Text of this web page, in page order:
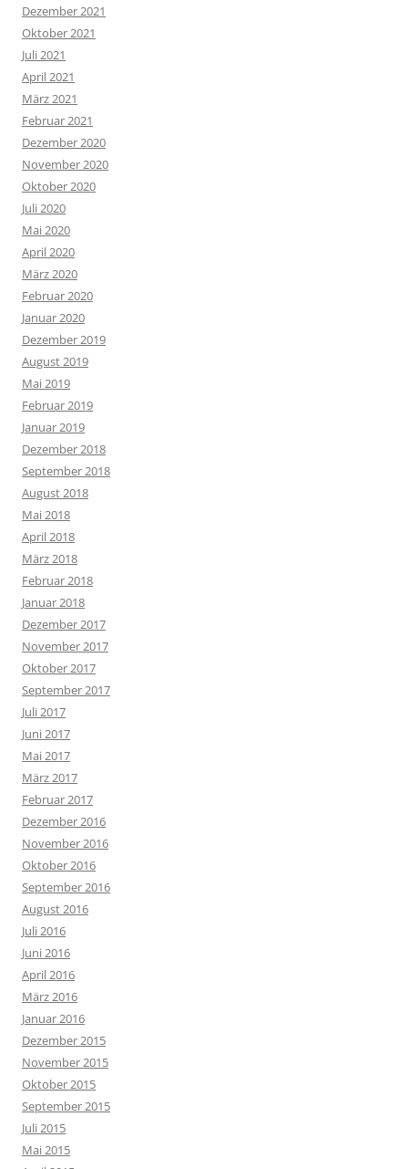
Dezember 2021
Oktober 2021
Juli 2021
April 2021
März 2021
Februar 2021
Dezember 2020
November 2020
Oktober 2020
Juli 2020
Mai 2020
April 2020
März 2020
Februar 2020
Januar 2020
Dezember 2019
August 2019
Mai 2019
Februar 2019
Januar 2019
Dezember 2018
September 2018
August 2018
Mai 2018
April 2018
März 2018
Februar 2018
Januar 2018
Dezember 2017
November 2017
Oktober 2017
September 2017
Juli 2017
Juni 2017
Mai 2017
März 2017
Februar 2017
Dezember 2016
November 2016
Oktober 2016
September 2016
August 2016
Juli 2016
Juni 2016
April 2016
März 2016
Januar 2016
Dezember 2015
November 2015
Oktober 2015
September 2015
Juli 2015
Mai 2015